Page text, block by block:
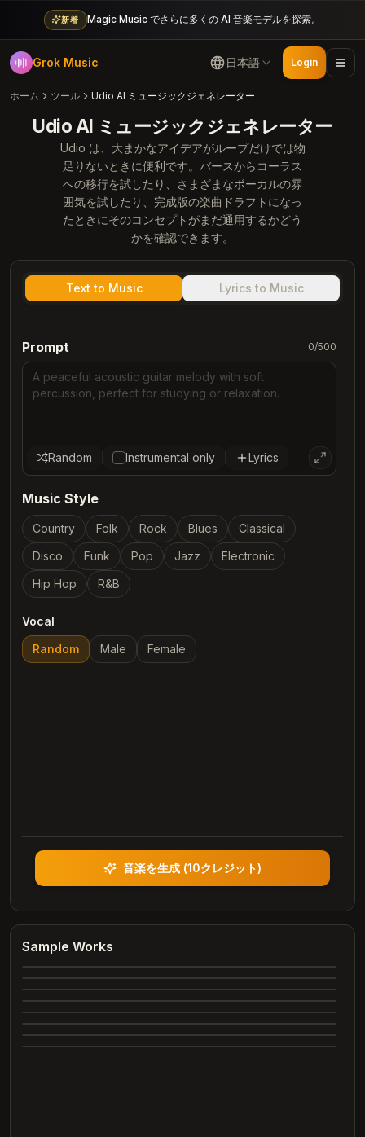
新着 Magic Music でさらに多くの AI 音楽モデルを探索。
Grok Music 日本語 Login
ホーム ツール Udio AI ミュージックジェネレーター
Udio AI ミュージックジェネレーター
Udio は、大まかなアイデアがループだけでは物
足りないときに便利です。バースからコーラス
への移行を試したり、さまざまなボーカルの雰
囲気を試したり、完成版の楽曲ドラフトになっ
たときにそのコンセプトがまだ通用するかどう
かを確認できます。
Text to Music Lyrics to Music
Prompt 0/500
Random Instrumental only Lyrics
Music Style
Country Folk Rock Blues
Classical
Disco
Funk Pop Jazz
Electronic
Hip Hop
R&B
Vocal
Random
Male Female
音楽を生成 (10クレジット)
Sample Works
Heartbreak Souvenirs
4:12
Complete
3:42
Complete
Summer Dreams
3:28
Complete
Neon Nights
4:05
Complete
Echoes of Yesterday
4:00
Complete
Dance All Night
3:24
Complete
Whispering Trees
2:26
Marry Me
2:31